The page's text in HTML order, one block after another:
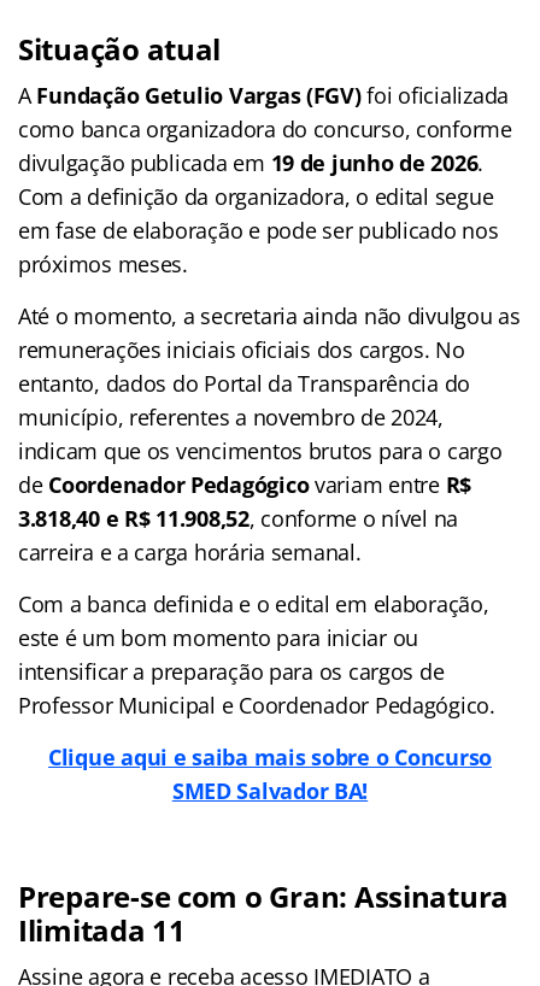
Situação atual
AFundação Getulio Vargas (FGV)foi oficializada
como banca organizadora do concurso, conforme
divulgação publicada em 19 de junho de 2026.
Com a definição da organizadora, o edital segue
em fase de elaboração e pode ser publicado nos
próximos meses.
Até o momento, a secretaria ainda não divulgou as
remunerações iniciais oficiais dos cargos. No
entanto, dados do Portal da Transparência do
município, referentes a novembro de 2024,
indicam que os vencimentos brutos para o cargo
de Coordenador Pedagógicovariam entre R$
3.818,40 e R$ 11.908,52, conforme o nível na
carreira e a carga horária semanal.
Com a banca definida e o edital em elaboração,
este é um bom momento para iniciar ou
intensificar a preparação para os cargos de
Professor Municipal e Coordenador Pedagógico.
Clique aqui e saiba mais sobre o Concurso
SMED Salvador BA!
Prepare-se com o Gran: Assinatura
Ilimitada 11
Assine agora e receba acesso IMEDIATO a